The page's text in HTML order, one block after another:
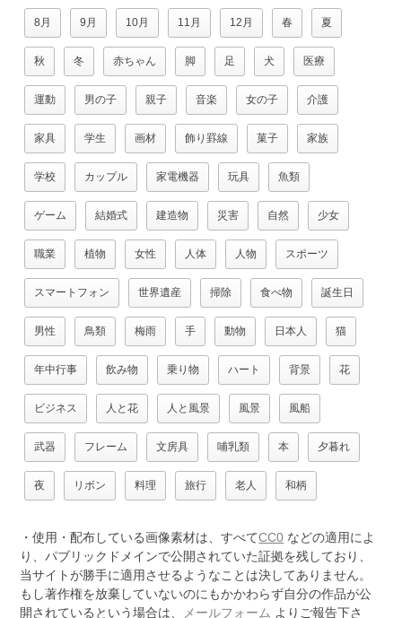
8月 9月 10月 11月 12月 春 夏
秋 冬 赤ちゃん 脚 足 犬 医療
運動 男の子 親子 音楽 女の子 介護
家具 学生 画材 飾り罫線 菓子 家族
学校 カップル 家電機器 玩具 魚類
ゲーム 結婚式 建造物 災害 自然 少女
職業 植物 女性 人体 人物 スポーツ
スマートフォン 世界遺産 掃除 食べ物 誕生日
男性 鳥類 梅雨 手 動物 日本人 猫
年中行事 飲み物 乗り物 ハート 背景 花
ビジネス 人と花 人と風景 風景 風船
武器 フレーム 文房具 哺乳類 本 夕暮れ
夜 リボン 料理 旅行 老人 和柄
・使用・配布している画像素材は、すべてCC0 などの適用によ
り、パブリックドメインで公開されていた証拠を残しており、
当サイトが勝手に適用させるようなことは決してありません。
もし著作権を放棄していないのにもかかわらず自分の作品が公
開されているという場合は、
メールフォーム よりご報告下さ